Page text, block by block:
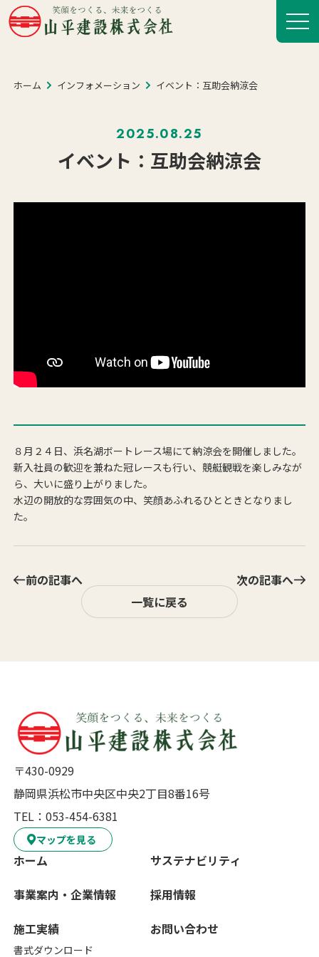
2025.08.25
イベント：互助会納涼会
ホーム インフォメーション イベント：互助会納涼会
８月２４日、浜名湖ボートレース場にて納涼会を開催しました。
新入社員の歓迎を兼ねた冠レースも行い、競艇観戦を楽しみなが
ら、大いに盛り上がりました。
水辺の開放的な雰囲気の中、笑顔あふれるひとときとなりまし
た。
前の記事へ
次の記事へ
一覧に戻る
〒430-0929
静岡県浜松市中央区中央2丁目8番16号
TEL：053-454-6381
マップを見る
ホーム
事業案内・企業情報
施工実績
サステナビリティ
採用情報
お問い合わせ
書式ダウンロード